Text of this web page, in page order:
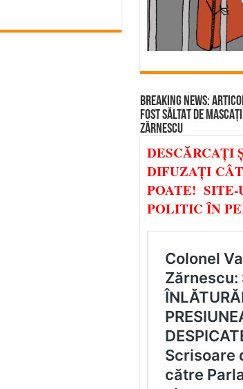
BREAKING NEWS:
FOST SĂLTAT DE
ZĂRNESCU
DESCĂRCAȚI
DIFUZAȚI
POATE! SITE-
POLITIC ÎN